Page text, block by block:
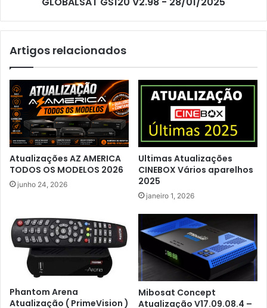
Artigos relacionados
Atualizações AZ AMERICA
TODOS OS MODELOS 2026
junho 24, 2026
Ultimas Atualizações
CINEBOX Vários aparelhos
2025
janeiro 1, 2026
Phantom Arena
Atualização ( PrimeVision )
Mibosat Concept
Atualização V17.09.08.4 –